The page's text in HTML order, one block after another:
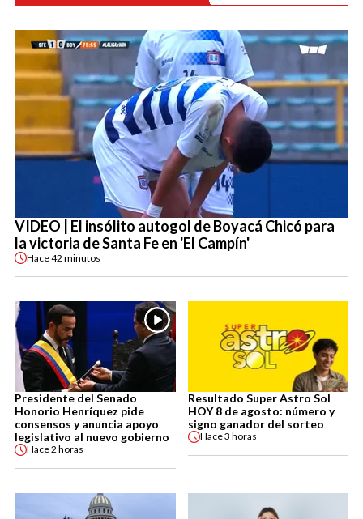
VIDEO | El insólito autogol de Boyacá Chicó para
la victoria de Santa Fe en 'El Campín'
Hace42 minutos
Presidente del Senado
Honorio Henríquez pide
consensos y anuncia apoyo
legislativo al nuevo gobierno
Hace2 horas
Resultado Super Astro Sol
HOY 8 de agosto: número y
signo ganador del sorteo
Hace3 horas